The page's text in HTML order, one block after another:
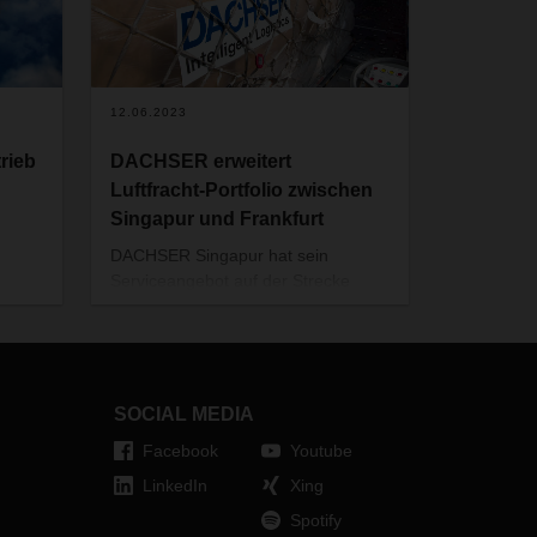
12.06.2023
DACHSER erweitert
Luftfracht-Portfolio zwischen
Singapur und Frankfurt
DACHSER Singapur hat sein
einer Transitzeit von 72 Stunden
engmaschigen europäischen
Transportnetzwerk des
Logistikdienstleisters ab Frankfurt.
SOCIAL MEDIA
Facebook
LinkedIn
Youtube
Xing
Spotify